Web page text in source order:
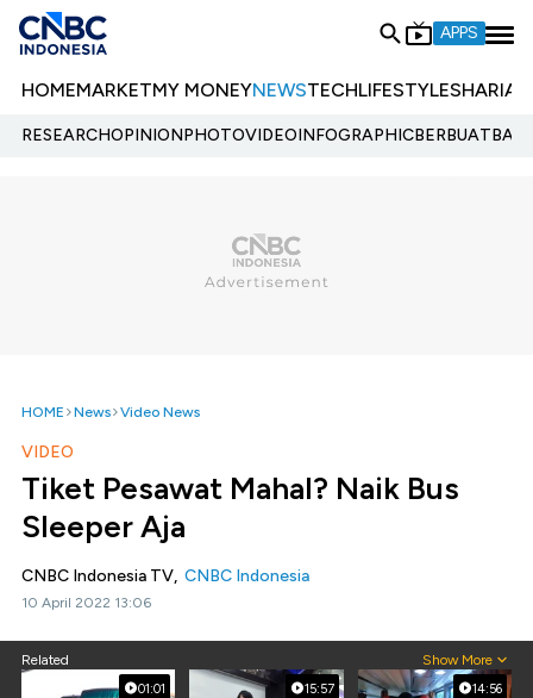
APPS
HOMEMARKETMY MONEYNEWSTECHLIFESTYLESHARIA
RESEARCHOPINIONPHOTOVIDEOINFOGRAPHIC
HOME News Video News
VIDEO
Tiket Pesawat Mahal? Naik Bus
Sleeper Aja
CNBC Indonesia TV, CNBC Indonesia
10 April 2022 13:06
Related Show More
01:01 15:57 14:56